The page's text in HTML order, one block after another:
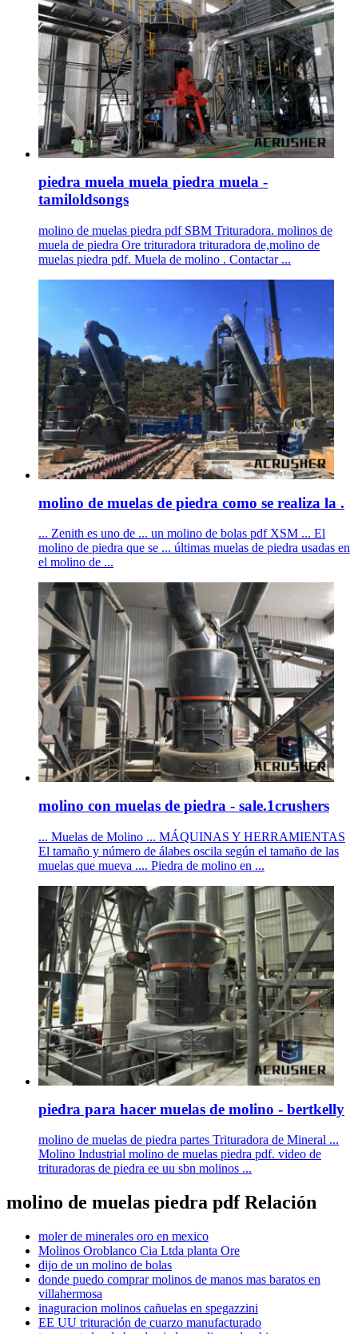
piedra muela muela piedra muela -
tamiloldsongs
molino de muelas piedra pdf SBM Trituradora. molinos de
muela de piedra Ore trituradora trituradora de,molino de
muelas piedra pdf. Muela de molino . Contactar ...
molino de muelas de piedra como se realiza la .
... Zenith es uno de ... un molino de bolas pdf XSM ... El
molino de piedra que se ... últimas muelas de piedra usadas en
el molino de ...
molino con muelas de piedra - sale.1crushers
... Muelas de Molino ... MÁQUINAS Y HERRAMIENTAS
El tamaño y número de álabes oscila según el tamaño de las
muelas que mueva .... Piedra de molino en ...
piedra para hacer muelas de molino - bertkelly
molino de muelas de piedra partes Trituradora de Mineral ...
Molino Industrial molino de muelas piedra pdf. video de
trituradoras de piedra ee uu sbn molinos ...
molino de muelas piedra pdf Relación
moler de minerales oro en mexico
Molinos Oroblanco Cia Ltda planta Ore
dijo de un molino de bolas
donde puedo comprar molinos de manos mas baratos en
villahermosa
inaguracion molinos cañuelas en spegazzini
EE UU trituración de cuarzo manufacturado